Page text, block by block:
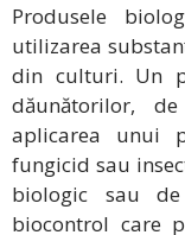
Produsele
utilizarea
din culturi. Un
dăunătorilor,
aplicarea unui
fungicid sau
biologic sau
biocontrol care